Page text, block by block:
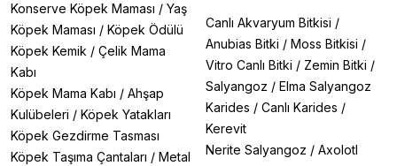
Konserve Köpek Maması / Yaş
Köpek Maması / Köpek Ödülü
Köpek Kemik / Çelik Mama
Kabı
Köpek Mama Kabı / Ahşap
Kulübeleri / Köpek Yatakları
Köpek Gezdirme Tasması
Köpek Taşıma Çantaları / Metal
Canlı Akvaryum Bitkisi /
Anubias Bitki / Moss Bitkisi /
Vitro Canlı Bitki / Zemin Bitki /
Salyangoz / Elma Salyangoz
Karides / Canlı Karides /
Kerevit
Nerite Salyangoz / Axolotl